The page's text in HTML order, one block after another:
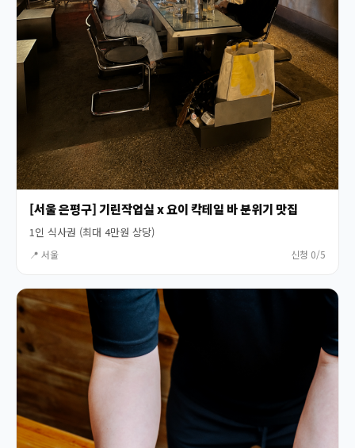
[서울 은평구] 기린작업실 x 요이 칵테일 바 분위기 맛집
1인 식사권 (최대 4만원 상당)
📍 서울 신청 0/5